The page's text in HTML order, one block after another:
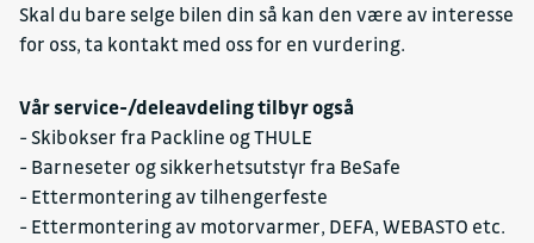
Skal du bare selge bilen din så kan den være av interesse
for oss, ta kontakt med oss for en vurdering.
Vår service-/deleavdeling tilbyr også
- Skibokser fra Packline og THULE
- Barneseter og sikkerhetsutstyr fra BeSafe
- Ettermontering av tilhengerfeste
- Ettermontering av motorvarmer, DEFA, WEBASTO etc.